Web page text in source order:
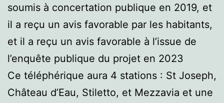
soumis à concertation publique en 2019, et
il a reçu un avis favorable par les habitants,
et il a reçu un avis favorable à l’issue de
l’enquête publique du projet en 2023
Ce téléphérique aura 4 stations : St Joseph,
Château d’Eau, Stiletto, et Mezzavia et une